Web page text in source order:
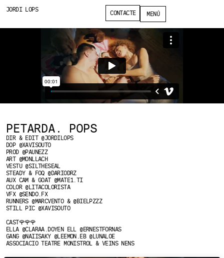
JORDI LOPS CONTACTE MENÚ
PETARDA. POPS
DIR & EDIT @JORDILOPS
DOP @XAVISOUTO
PROD @PAUNEZZ
ART @MONLLACH
VESTU @SILTHESEAL
STEADY & FOQ @DARIODRZ
AUX CAM & GOAT @MATE1.TI
COLOR @LITACOLORISTA
VFX @SENDO.FX
RUNNERS @MARCVENTO & @BIELPZZZ
STILL PIC @XAVISOUTO
CAST🌹🌹🌹
ELLA @CLARAA.DOYEN ELL @ERNESTFORNAS
GANG @NAIISAKY @LEEMON.EB @LUNAL0E
ASSOCIACIO TEATRE MONISTROL & VEINS NENS